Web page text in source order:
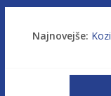
Najnovejše: